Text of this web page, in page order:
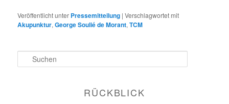
Veröffentlicht unter Pressemitteilung |Verschlagwortet mit
Akupunktur,George Soulié de Morant,TCM
u
RÜCKBLICK